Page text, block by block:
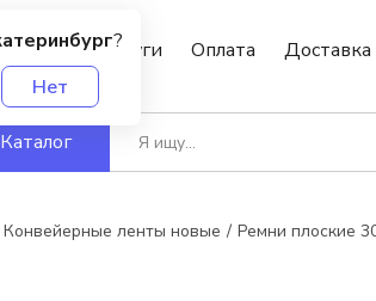
?
Нет
О нас Услуги Оплата Доставка
Каталог
Конвейерные ленты новые Ремни плоские